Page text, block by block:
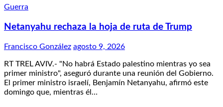
Guerra
Netanyahu rechaza la hoja de ruta de Trump
Francisco González agosto 9, 2026
RT TREL AVIV.- "No habrá Estado palestino mientras yo sea
primer ministro", aseguró durante una reunión del Gobierno.
El primer ministro israelí, Benjamín Netanyahu, afirmó este
domingo que, mientras él…